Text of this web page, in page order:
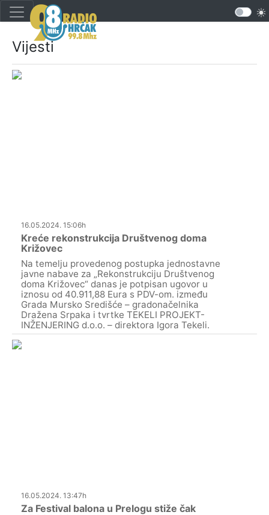
Vijesti
16.05.2024. 15:06h
Kreće rekonstrukcija Društvenog doma
Križovec
Na temelju provedenog postupka jednostavne
javne nabave za „Rekonstrukciju Društvenog
doma Križovec“ danas je potpisan ugovor u
iznosu od 40.911,88 Eura s PDV-om. između
Grada Mursko Središće – gradonačelnika
Dražena Srpaka i tvrtke TEKELI PROJEKT-
INŽENJERING d.o.o. – direktora Igora Tekeli.
16.05.2024. 13:47h
Za Festival balona u Prelogu stiže čak